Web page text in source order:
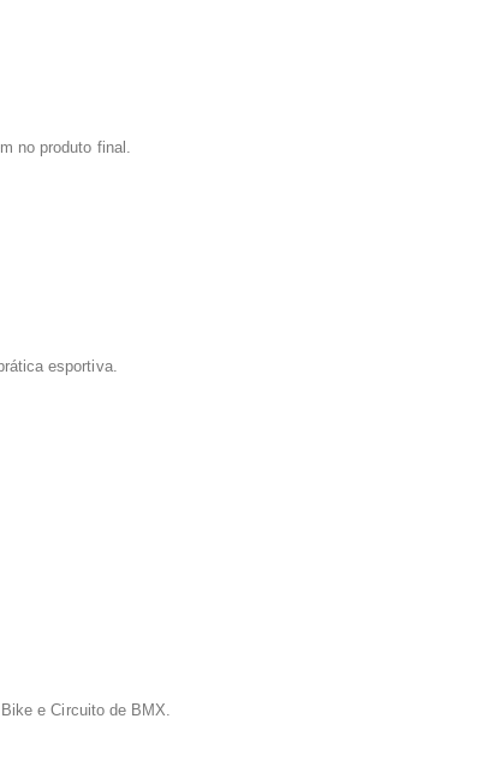
no produto final.
esportiva.
e Circuito de BMX.